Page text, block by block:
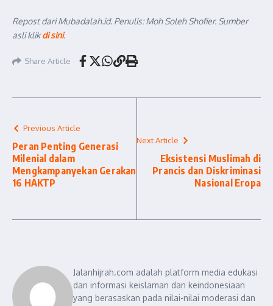
Repost dari Mubadalah.id. Penulis: Moh Soleh Shofier. Sumber
asli klikdi sini.
Share Article
Previous Article
Peran Penting Generasi
Milenial dalam
Mengkampanyekan Gerakan
16 HAKTP
Next Article
Eksistensi Muslimah di
Prancis dan Diskriminasi
Nasional Eropa
Jalanhijrah.com adalah platform media edukasi
dan informasi keislaman dan keindonesiaan
yang berasaskan pada nilai-nilai moderasi dan